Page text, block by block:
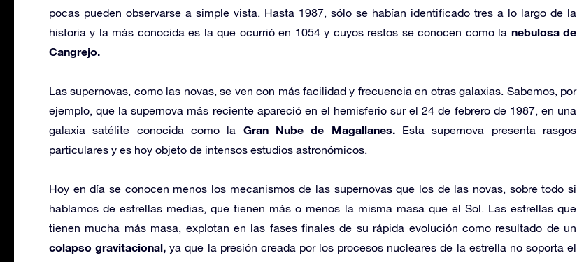
pocas pueden observarse a simple vista. Hasta 1987, sólo se habían identificado tres a lo largo de la
historia y la más conocida es la que ocurrió en 1054 y cuyos restos se conocen como la nebulosa de
Cangrejo.
Las supernovas, como las novas, se ven con más facilidad y frecuencia en otras galaxias. Sabemos, por
ejemplo, que la supernova más reciente apareció en el hemisferio sur el 24 de febrero de 1987, en una
galaxia satélite conocida como la Gran Nube de Magallanes.Esta supernova presenta rasgos
particulares y es hoy objeto de intensos estudios astronómicos.
Hoy en día se conocen menos los mecanismos de las supernovas que los de las novas, sobre todo si
hablamos de estrellas medias, que tienen más o menos la misma masa que el Sol. Las estrellas que
tienen mucha más masa, explotan en las fases finales de su rápida evolución como resultado de un
colapso gravitacional, ya que la presión creada por los procesos nucleares de la estrella no soporta el